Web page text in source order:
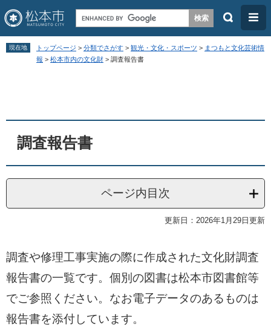
ペ
す
。
メ
し
て
検
メ
ニ
ュ
現在地 トップページ > 分類でさがす > 観光・文化・スポーツ > まつもと文化芸術情
報 > 松本市内の文化財 > 調査報告書
調査報告書
ページ内目次
更新日：2026年1月29日更新
調査や修理工事実施の際に作成された文化財調査
報告書の一覧です。個別の図書は松本市図書館等
でご参照ください。なお電子データのあるものは
報告書を添付しています。